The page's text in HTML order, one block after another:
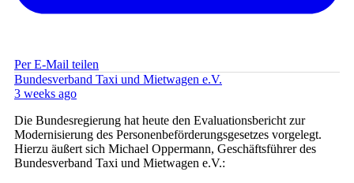
Per E-Mail teilen
Bundesverband Taxi und Mietwagen e.V.
3 weeks ago
Die Bundesregierung hat heute den Evaluationsbericht zur
Modernisierung des Personenbeförderungsgesetzes vorgelegt.
Hierzu äußert sich Michael Oppermann, Geschäftsführer des
Bundesverband Taxi und Mietwagen e.V.: